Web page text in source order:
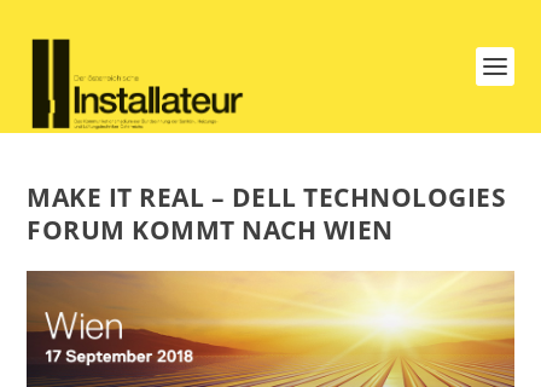
MAKE IT REAL – DELL TECHNOLOGIES
FORUM KOMMT NACH WIEN